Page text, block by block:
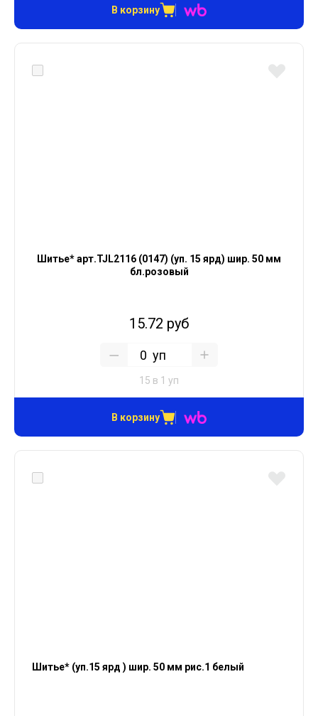
В корзину
Шитье* арт.TJL2116 (0147) (уп. 15 ярд) шир. 50 мм
бл.розовый
15.72 руб
уп
15 в 1 уп
В корзину
Шитье* (уп.15 ярд ) шир. 50 мм рис.1 белый